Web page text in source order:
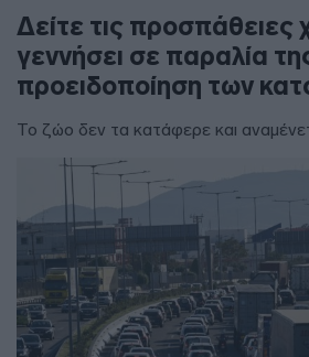
Δείτε τις προσπάθειες
γεννήσει σε παραλία
προειδοποίηση των
Το ζώο δεν τα κατάφερε και